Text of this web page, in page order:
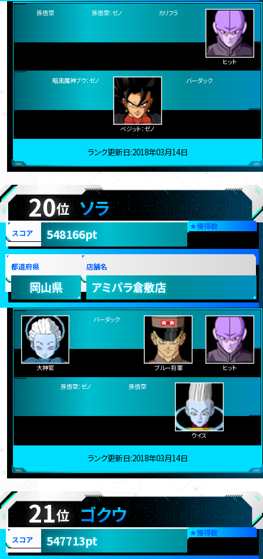
愛媛県 アミパラ松山店
孫悟空：ゼノ カリフラ
ベジット：ゼノ
ランク更新日:2018年03月14日
20位 ソラ
スコア 548166pt
都道府県
岡山県 アミパラ倉敷店
ブルー将軍 ヒット
孫悟空 ウイス
ランク更新日:2018年03月14日